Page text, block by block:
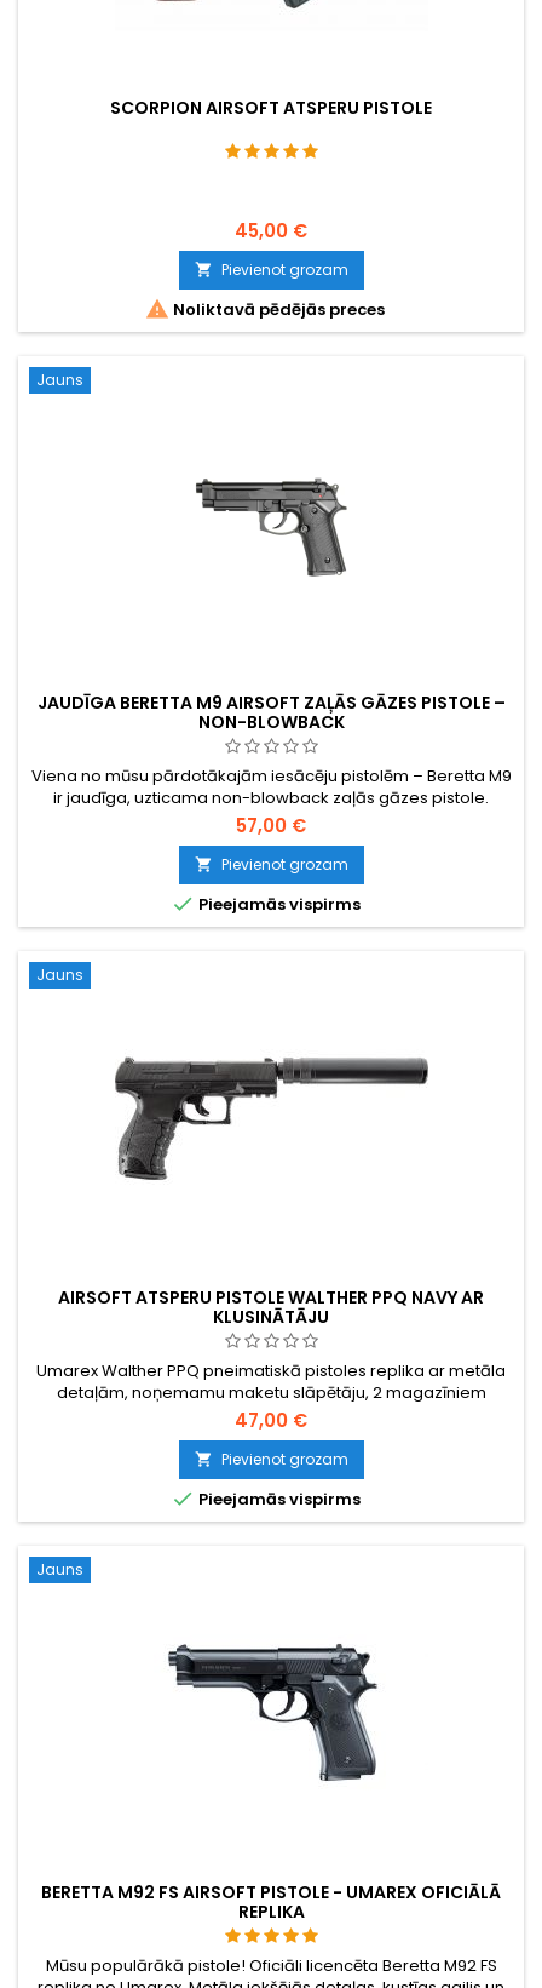
SCORPION AIRSOFT ATSPERU PISTOLE
45,00 €
 Pievienot grozam
 Noliktavā pēdējās preces
Jauns
JAUDĪGA BERETTA M9 AIRSOFT ZAĻĀS GĀZES PISTOLE –
NON-BLOWBACK
Viena no mūsu pārdotākajām iesācēju pistolēm – Beretta M9
ir jaudīga, uzticama non-blowback zaļās gāzes pistole.
Pārbaudīta ar 115–124 m/s, tā apvieno reālistisku pilnizmēra
izskatu ar regulējamu hop-up un Picatinny sliedi par izdevīgu
cenu.
57,00 €
 Pievienot grozam
 Pieejamās vispirms
Jauns
AIRSOFT ATSPERU PISTOLE WALTHER PPQ NAVY AR
KLUSINĀTĀJU
Umarex Walther PPQ pneimatiskā pistoles replika ar metāla
detaļām, noņemamu maketu slāpētāju, 2 magazīniem
47,00 €
 Pievienot grozam
 Pieejamās vispirms
Jauns
BERETTA M92 FS AIRSOFT PISTOLE - UMAREX OFICIĀLĀ
REPLIKA
Mūsu populārākā pistole! Oficiāli licencēta Beretta M92 FS